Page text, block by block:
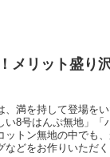
メリット盛り
満を持して登場を
8号はんぷ無地」
トン無地の中でも
どをお作りいただ